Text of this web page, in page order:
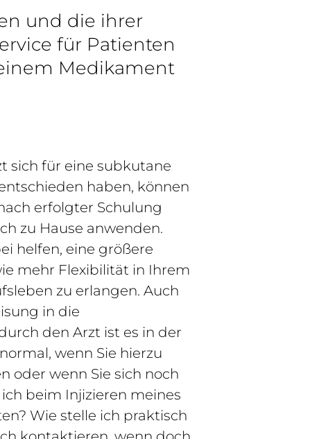
und die ihrer
für Patienten
Medikament
sich für eine subkutane
haben, können
erfolgter Schulung
zu Hause anwenden.
helfen, eine größere
mehr Flexibilität in Ihrem
zu erlangen. Auch
in die
den Arzt ist es in der
wenn Sie hierzu
oder wenn Sie sich noch
beim Injizieren meines
Wie stelle ich praktisch